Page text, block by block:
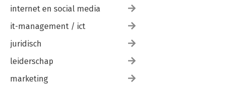
internet en social media
it-management / ict
juridisch
leiderschap
marketing